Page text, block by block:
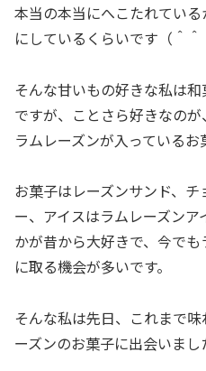
本当の本当にへこたれてい
にしているくらいです（＾＾
そんな甘いもの好きな私は
ですが、ことさら好きなのが
ラムレーズンが入っているお
お菓子はレーズンサンド、
ー、アイスはラムレーズン
かが昔から大好きで、今で
に取る機会が多いです。
そんな私は先日、これまで
ーズンのお菓子に出会いまし